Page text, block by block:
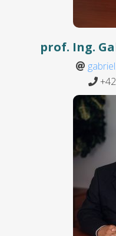
prof. Ing.